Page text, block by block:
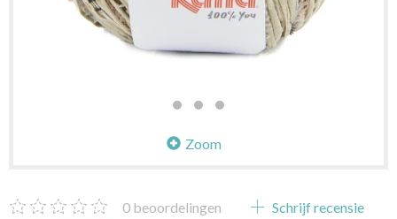
Zoom
0 beoordelingen Schrijf recensie